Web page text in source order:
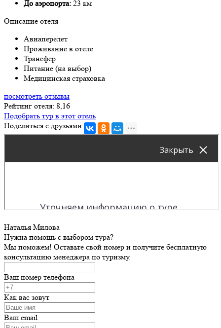
До аэропорта: 23 км
Описание отеля
Авиаперелет
Проживание в отеле
Трансфер
Питание (на выбор)
Медицинская страховка
посмотреть отзывы
Рейтинг отеля: 8,16
Подобрать тур в этот отель
Поделиться с друзьями
Наталья Милова
Нужна помощь с выбором тура?
Мы поможем! Оставьте свой номер и получите бесплатную
консультацию менеджера по туризму.
Ваш номер телефона
Как вас зовут
Ваш email